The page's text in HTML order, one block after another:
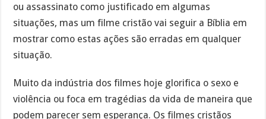
ou assassinato como justificado em algumas
situações, mas um filme cristão vai seguir a Bíblia em
mostrar como estas ações são erradas em qualquer
situação.
Muito da indústria dos filmes hoje glorifica o sexo e
violência ou foca em tragédias da vida de maneira que
podem parecer sem esperança. Os filmes cristãos